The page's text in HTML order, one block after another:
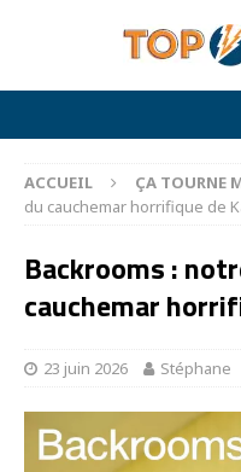
ACCUEIL ÇA TOURNE
du cauchemar horrifique de
Backrooms :
cauchemar
23 juin 2026 Stéphane